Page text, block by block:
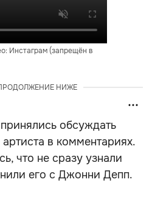
Инстаграм (запрещён в
НИЖЕ
обсуждать
в комментариях.
что не сразу узнали
его с Джонни Депп.